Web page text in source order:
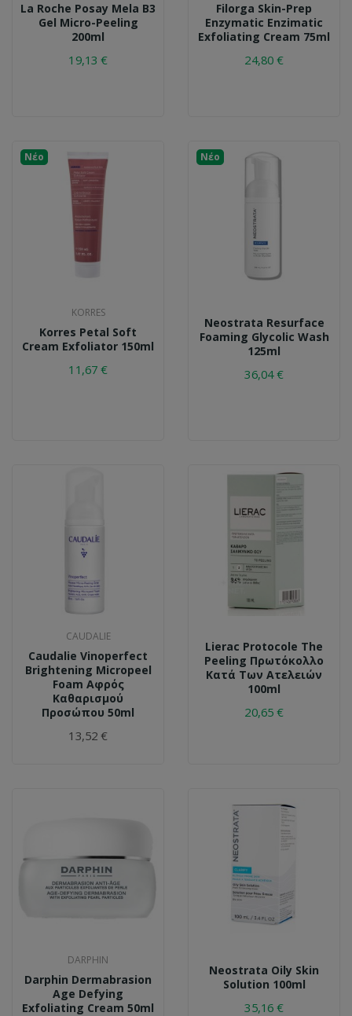
La Roche Posay Mela B3
Gel Micro-Peeling
200ml
19,13 €
Filorga Skin-Prep
Enzymatic Enzimatic
Exfoliating Cream 75ml
24,80 €
Νέο
KORRES
Korres Petal Soft
Cream Exfoliator 150ml
11,67 €
Νέο
Neostrata Resurface
Foaming Glycolic Wash
125ml
36,04 €
CAUDALIE
Caudalie Vinoperfect
Brightening Micropeel
Foam Αφρός
Καθαρισμού
Προσώπου 50ml
13,52 €
Lierac Protocole The
Peeling Πρωτόκολλο
Κατά Των Ατελειών
100ml
20,65 €
DARPHIN
Darphin Dermabrasion
Age Defying
Exfoliating Cream 50ml
Neostrata Oily Skin
Solution 100ml
35,16 €